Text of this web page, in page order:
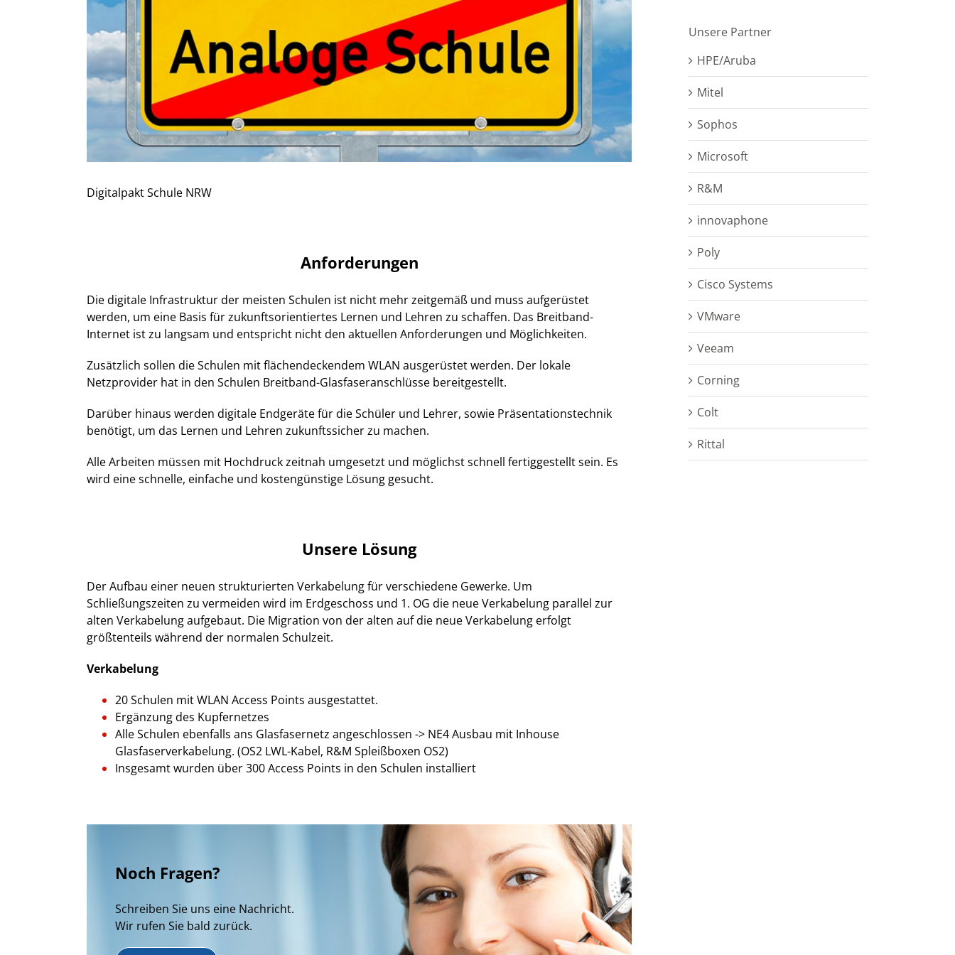
Digitalpakt Schule NRW
Anforderungen
Die digitale Infrastruktur der meisten Schulen ist nicht mehr zeitgemäß und muss aufgerüstet
werden, um eine Basis für zukunftsorientiertes Lernen und Lehren zu schaffen. Das Breitband-
Internet ist zu langsam und entspricht nicht den aktuellen Anforderungen und Möglichkeiten.
Zusätzlich sollen die Schulen mit flächendeckendem WLAN ausgerüstet werden. Der lokale
Netzprovider hat in den Schulen Breitband-Glasfaseranschlüsse bereitgestellt.
Darüber hinaus werden digitale Endgeräte für die Schüler und Lehrer, sowie Präsentationstechnik
benötigt, um das Lernen und Lehren zukunftssicher zu machen.
Alle Arbeiten müssen mit Hochdruck zeitnah umgesetzt und möglichst schnell fertiggestellt sein. Es
wird eine schnelle, einfache und kostengünstige Lösung gesucht.
Unsere Lösung
Der Aufbau einer neuen strukturierten Verkabelung für verschiedene Gewerke. Um
Schließungszeiten zu vermeiden wird im Erdgeschoss und 1. OG die neue Verkabelung parallel zur
alten Verkabelung aufgebaut. Die Migration von der alten auf die neue Verkabelung erfolgt
größtenteils während der normalen Schulzeit.
Verkabelung
20 Schulen mit WLAN Access Points ausgestattet.
Ergänzung des Kupfernetzes
Alle Schulen ebenfalls ans Glasfasernetz angeschlossen -> NE4 Ausbau mit Inhouse
Glasfaserverkabelung. (OS2 LWL-Kabel, R&M Spleißboxen OS2)
Insgesamt wurden über 300 Access Points in den Schulen installiert
Noch Fragen?
Schreiben Sie uns eine Nachricht.
Wir rufen Sie bald zurück.
Unsere Partner
HPE/Aruba
Mitel
Sophos
Microsoft
R&M
innovaphone
Poly
Cisco Systems
VMware
Veeam
Corning
Colt
Rittal